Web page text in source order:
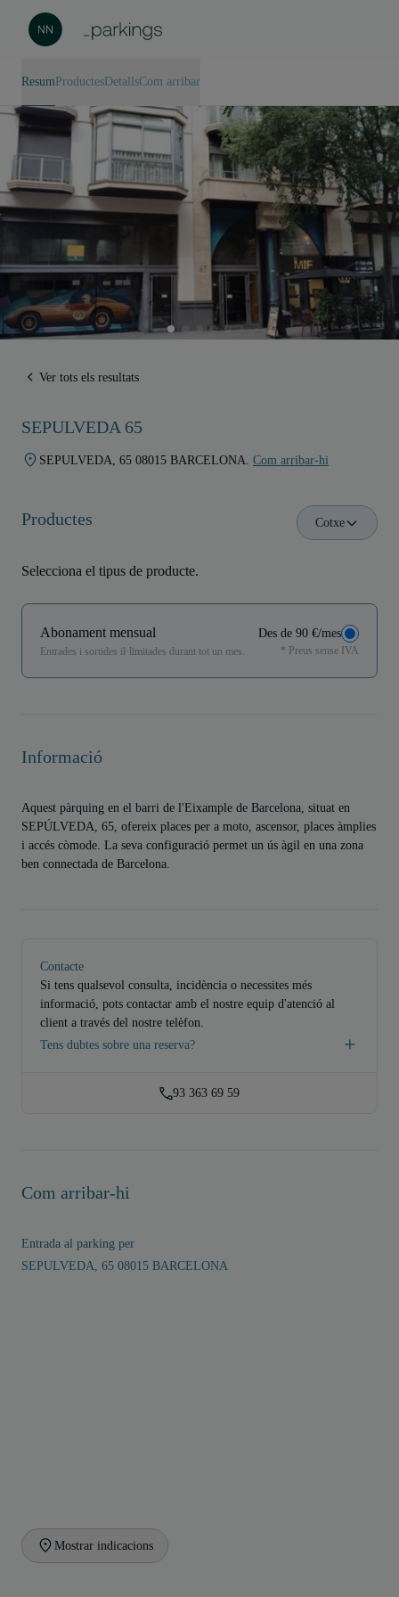
Resum Productes DetallsCom arribar
Ver tots els resultats
SEPULVEDA 65
SEPULVEDA, 65 08015 BARCELONA. Com arribar-hi
Productes
Selecciona el tipus de producte.
Cotxe
Abonament mensual
Entrades i sortides il·limitades durant tot un mes.
Des de 90 €/mes
* Preus sense IVA
Informació
Aquest pàrquing en el barri de l'Eixample de Barcelona, situat en
SEPÚLVEDA, 65, ofereix places per a moto, ascensor, places àmplies
i accés còmode. La seva configuració permet un ús àgil en una zona
ben connectada de Barcelona.
Contacte
Si tens qualsevol consulta, incidència o necessites més
informació, pots contactar amb el nostre equip d'atenció al
client a través del nostre telèfon.
Tens dubtes sobre una reserva?
93 363 69 59
Com arribar-hi
Entrada al parking per
SEPULVEDA, 65 08015 BARCELONA
Mostrar indicacions